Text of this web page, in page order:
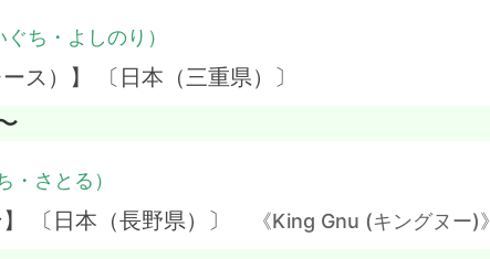
ぐち・よしのり）
ス）】 〔日本（三重県）〕
・さとる）
】 〔日本（長野県）〕 《King Gnu (キングヌー)》